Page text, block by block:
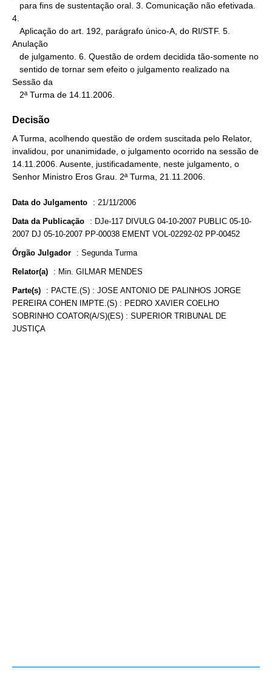
4.
Anulação
Sessão da
   2ª Turma de 14.11.2006.
Decisão
A Turma, acolhendo questão de ordem suscitada pelo Relator,
invalidou, por unanimidade, o julgamento ocorrido na sessão de
14.11.2006. Ausente, justificadamente, neste julgamento, o
Senhor Ministro Eros Grau. 2ª Turma, 21.11.2006.
Data do Julgamento : 21/11/2006
Data da Publicação : DJe-117 DIVULG 04-10-2007 PUBLIC 05-10-
2007 DJ 05-10-2007 PP-00038 EMENT VOL-02292-02 PP-00452
Órgão Julgador : Segunda Turma
Relator(a) : Min. GILMAR MENDES
Parte(s) : PACTE.(S) : JOSE ANTONIO DE PALINHOS JORGE
PEREIRA COHEN IMPTE.(S) : PEDRO XAVIER COELHO
SOBRINHO COATOR(A/S)(ES) : SUPERIOR TRIBUNAL DE
JUSTIÇA